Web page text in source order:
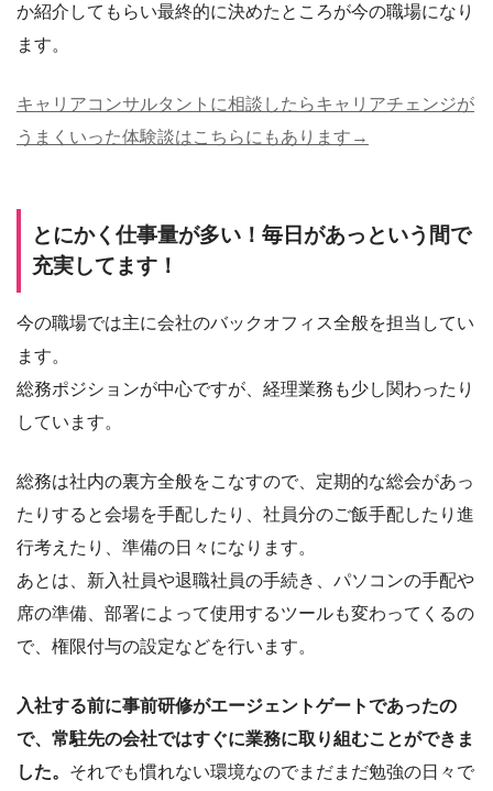
か紹介してもらい最終的に決めたところが今の職場になり
ます。
キャリアコンサルタントに相談したらキャリアチェンジが
うまくいった体験談はこちらにもあります→
とにかく仕事量が多い！毎日があっという間で
充実してます！
今の職場では主に会社のバックオフィス全般を担当してい
ます。
総務ポジションが中心ですが、経理業務も少し関わったり
しています。
総務は社内の裏方全般をこなすので、定期的な総会があっ
たりすると会場を手配したり、社員分のご飯手配したり進
行考えたり、準備の日々になります。
あとは、新入社員や退職社員の手続き、パソコンの手配や
席の準備、部署によって使用するツールも変わってくるの
で、権限付与の設定などを行います。
入社する前に事前研修がエージェントゲートであったの
で、常駐先の会社ではすぐに業務に取り組むことができま
した。 それでも慣れない環境なのでまだまだ勉強の日々で